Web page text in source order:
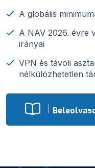
A globális
A NAV 2026. évre
irányai
VPN és távoli
nélkülözhetetlen